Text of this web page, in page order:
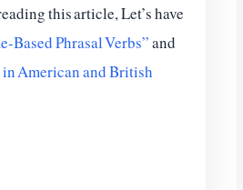
this article, Let’s have
Based Phrasal Verbs”and
American and British